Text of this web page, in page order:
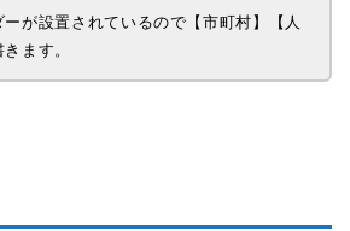
ーが設置されているので【市町村】【人
ます。